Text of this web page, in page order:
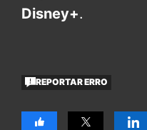
Disney+.
REPORTAR ERRO